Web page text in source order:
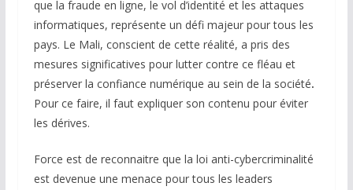
que la fraude en ligne, le vol d’identité et les attaques
informatiques, représente un défi majeur pour tous les
pays. Le Mali, conscient de cette réalité, a pris des
mesures significatives pour lutter contre ce fléau et
préserver la confiance numérique au sein de la société.
Pour ce faire, il faut expliquer son contenu pour éviter
les dérives.
Force est de reconnaitre que la loi anti-cybercriminalité
est devenue une menace pour tous les leaders